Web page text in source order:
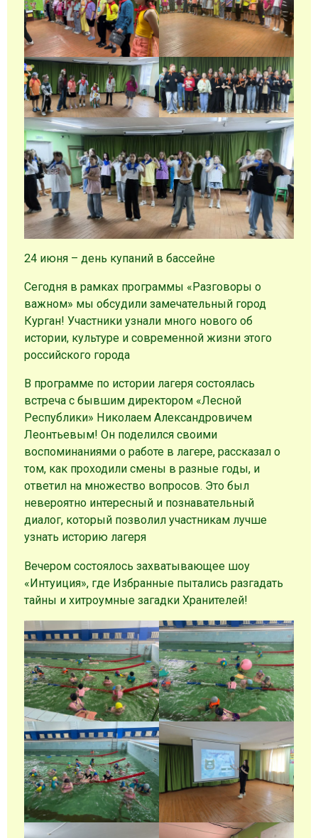
24 июня – день купаний в бассейне
Сегодня в рамках программы «Разговоры о
важном» мы обсудили замечательный город
Курган! Участники узнали много нового об
истории, культуре и современной жизни этого
российского города
В программе по истории лагеря состоялась
встреча с бывшим директором «Лесной
Республики» Николаем Александровичем
Леонтьевым! Он поделился своими
воспоминаниями о работе в лагере, рассказал о
том, как проходили смены в разные годы, и
ответил на множество вопросов. Это был
невероятно интересный и познавательный
диалог, который позволил участникам лучше
узнать историю лагеря
Вечером состоялось захватывающее шоу
«Интуиция», где Избранные пытались разгадать
тайны и хитроумные загадки Хранителей!